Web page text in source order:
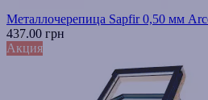
Металлочерепица Sapfir 0,50 мм
437.00 грн
Акция